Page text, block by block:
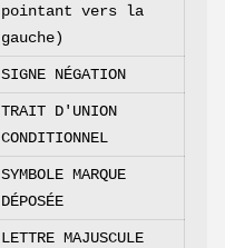
pointant vers la
gauche)
SIGNE NÉGATION
TRAIT D'UNION
CONDITIONNEL
SYMBOLE MARQUE
DÉPOSÉE
LETTRE MAJUSCULE